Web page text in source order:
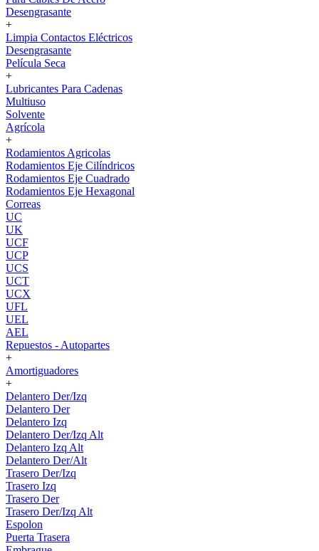
Desengrasante
+
Limpia Contactos Eléctricos
Desengrasante
Película Seca
+
Lubricantes Para Cadenas
Multiuso
Solvente
Agrícola
+
Rodamientos Agricolas
Rodamientos Eje Cilíndricos
Rodamientos Eje Cuadrado
Rodamientos Eje Hexagonal
Correas
UC
UK
UCF
UCP
UCS
UCT
UCX
UFL
UEL
AEL
Repuestos - Autopartes
+
Amortiguadores
+
Delantero Der/Izq
Delantero Der
Delantero Izq
Delantero Der/Izq Alt
Delantero Izq Alt
Delantero Der/Alt
Trasero Der/Izq
Trasero Izq
Trasero Der
Trasero Der/Izq Alt
Espolon
Puerta Trasera